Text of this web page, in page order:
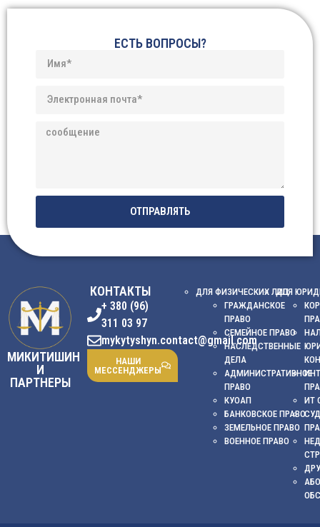
ЕСТЬ ВОПРОСЫ?
ОТПРАВЛЯТЬ
МИКИТИШИН
И
ПАРТНЕРЫ
КОНТАКТЫ
+ 380 (96)
311 03 97
mykytyshyn.contact@gmail.com
НАШИ
МЕССЕНДЖЕРЫ
ДЛЯ ФИЗИЧЕСКИХ ЛИЦ
ГРАЖДАНСКОЕ
ПРАВО
СЕМЕЙНОЕ ПРАВО
НАСЛЕДСТВЕННЫЕ
ДЕЛА
АДМИНИСТРАТИВНОЕ
ПРАВО
КУОАП
БАНКОВСКОЕ ПРАВО
ЗЕМЕЛЬНОЕ ПРАВО
ВОЕННОЕ ПРАВО
ДЛЯ
ИТ